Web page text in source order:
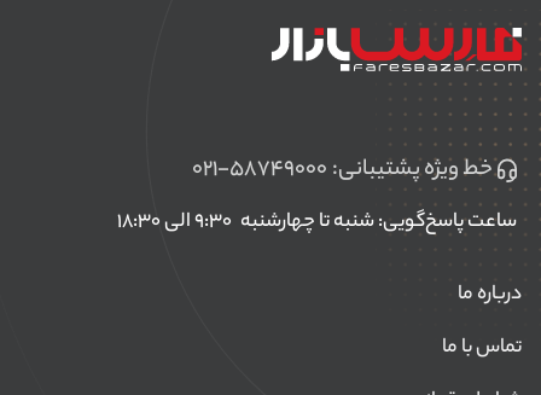
خط ویژه پشتیبانی: ۰۲۱-۵۸۷۴۹۰۰۰
ساعت پاسخ‌گویی: شنبه تا چهارشنبه
درباره ما
تماس با ما